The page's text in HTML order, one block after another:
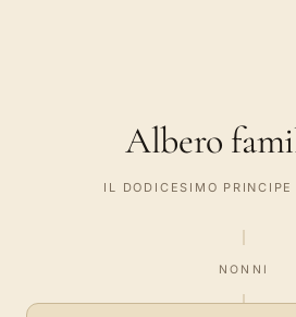
Albero
IL DODICESIMO
NONNI